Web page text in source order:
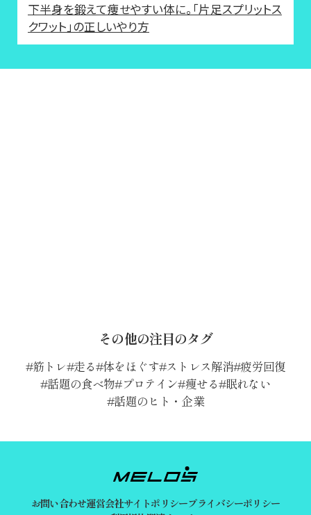
下半身を鍛えて痩せやすい体に。「片足スプリットス
クワット」の正しいやり方
その他の注目のタグ
筋トレ 走る 体をほぐす ストレス解消 疲労回復
話題の食べ物 プロテイン 痩せる 眠れない
話題のヒト・企業
お問い合わせ運営会社サイトポリシープライバシーポリシー